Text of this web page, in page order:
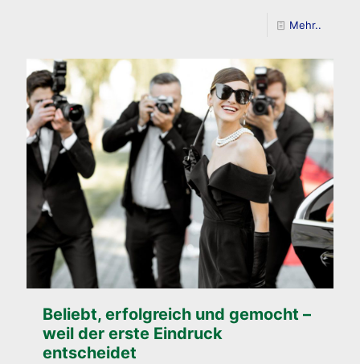
Mehr..
Beliebt, erfolgreich und gemocht –
weil der erste Eindruck
entscheidet